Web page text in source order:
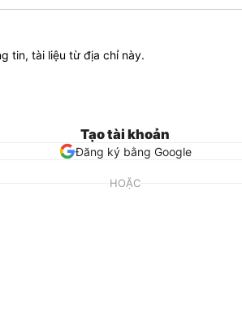
tin, tài liệu từ địa chỉ này.
Tạo tài khoản
Đăng ký bằng Google
HOẶC